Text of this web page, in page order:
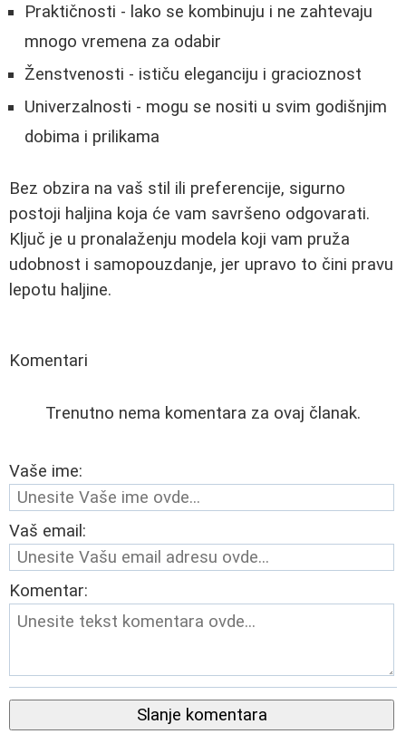
Praktičnosti - lako se kombinuju i ne zahtevaju
mnogo vremena za odabir
Ženstvenosti - ističu eleganciju i gracioznost
Univerzalnosti - mogu se nositi u svim godišnjim
dobima i prilikama
Bez obzira na vaš stil ili preferencije, sigurno
postoji haljina koja će vam savršeno odgovarati.
Ključ je u pronalaženju modela koji vam pruža
udobnost i samopouzdanje, jer upravo to čini pravu
lepotu haljine.
Komentari
Trenutno nema komentara za ovaj članak.
Vaše ime:
Vaš email:
Komentar:
Slanje komentara